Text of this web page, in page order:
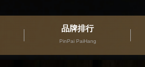
品牌排行
PinPai PaiHang